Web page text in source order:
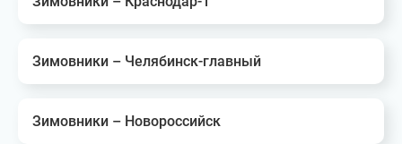
Зимовники – Челябинск-главный
Зимовники – Новороссийск